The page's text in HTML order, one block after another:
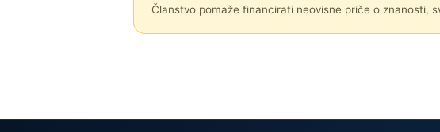
Članstvo pomaže financirati neovisne priče o znanosti,